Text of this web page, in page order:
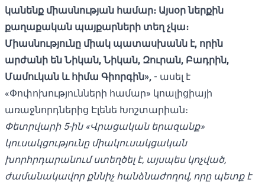
կանենք միասնության համար։ Այսօր ներքին
քաղաքական պայքարների տեղ չկա։
Միասնությունը միակ պատասխանն է, որին
արժանի են Նիկան, Նիկան, Զուրան, Բադրին,
Մամուկան և հիմա Գիորգին», - ասել է
«Փոփոխությունների համար» կոալիցիայի
առաջնորդներից Էլենե Խոշտարիան։
Փետրվարի 5-ին «Վրացական երազանք»
կուսակցությունը միակուսակցական
խորհրդարանում ստեղծել է, այսպես կոչված,
ժամանակավոր քննիչ հանձնաժողով, որը պետք է